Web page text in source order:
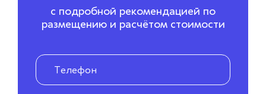
с подробной рекомендацией по
размещению и расчётом стоимости